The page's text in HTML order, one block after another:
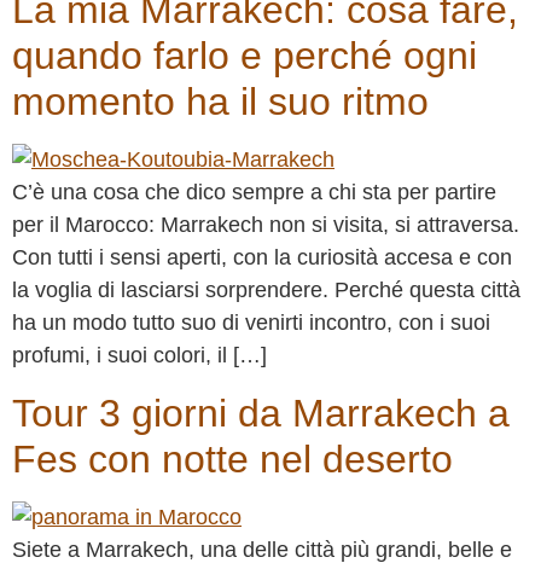
La mia Marrakech: cosa fare,
quando farlo e perché ogni
momento ha il suo ritmo
C’è una cosa che dico sempre a chi sta per partire
per il Marocco: Marrakech non si visita, si attraversa.
Con tutti i sensi aperti, con la curiosità accesa e con
la voglia di lasciarsi sorprendere. Perché questa città
ha un modo tutto suo di venirti incontro, con i suoi
profumi, i suoi colori, il […]
Tour 3 giorni da Marrakech a
Fes con notte nel deserto
Siete a Marrakech, una delle città più grandi, belle e